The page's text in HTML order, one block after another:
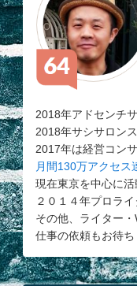
2018年アドセンチ
2018年サシサロン
2017年は経営コン
月間130万アクセス
現在東京を中心に活
２０１４年プロライ
その他、ライター
仕事の依頼もお待ち